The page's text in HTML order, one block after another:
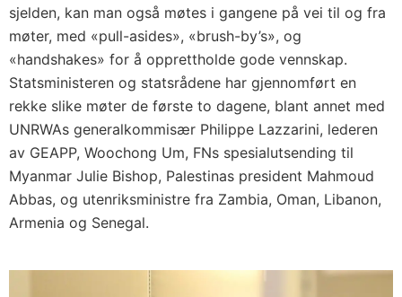
sjelden, kan man også møtes i gangene på vei til og fra
møter, med «pull-asides», «brush-by’s», og
«handshakes» for å opprettholde gode vennskap.
Statsministeren og statsrådene har gjennomført en
rekke slike møter de første to dagene, blant annet med
UNRWAs generalkommisær Philippe Lazzarini, lederen
av GEAPP, Woochong Um, FNs spesialutsending til
Myanmar Julie Bishop, Palestinas president Mahmoud
Abbas, og utenriksministre fra Zambia, Oman, Libanon,
Armenia og Senegal.